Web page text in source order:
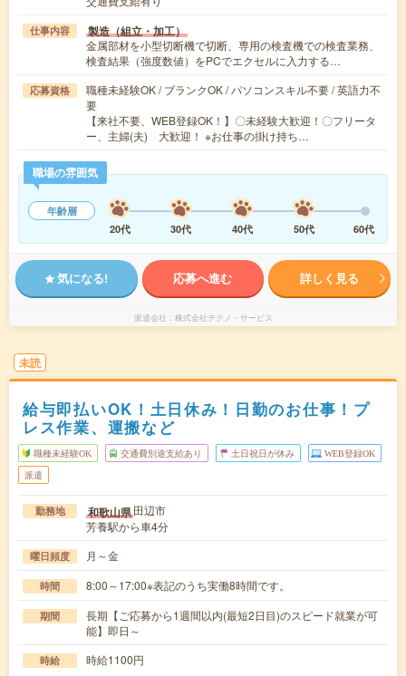
仕事内容 製造（組立・加工）
金属部材を小型切断機で切断、専用の検査機での検査業務、
検査結果（強度数値）をPCでエクセルに入力する…
応募資格
職種未経験OK / ブランクOK / パソコンスキル不要 / 英語力不
要
【来社不要、WEB登録OK！】〇未経験大歓迎！〇フリータ
ー、主婦(夫) 大歓迎！ ※お仕事の掛け持ち…
職場の雰囲気
年齢層
20代
30代 40代 50代 60代
気になる! 応募へ進む 詳しく見る
派遣会社 株式会社テクノ・サービス
未読
給与即払いOK！土日休み！日勤のお仕事！プ
レス作業、運搬など
職種未経験OK 交通費別途支給あり 土日祝日が休み WEB登録OK
派遣
勤務地 和歌山県田辺市
芳養駅から車4分
曜日頻度 月～金
時間 8:00～17:00※表記のうち実働8時間です。
期間
長期【ご応募から1週間以内(最短2日目)のスピード就業が可
能】即日～
時給 時給1100円